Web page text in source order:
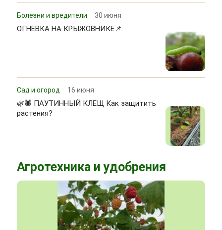
Болезни и вредители 30 июня
ОГНЁВКА НА КРЫЖОВНИКЕ📌
Сад и огород 16 июня
🌿🕷 ПАУТИННЫЙ КЛЕЩ Как защитить
растения?
Агротехника и удобрения